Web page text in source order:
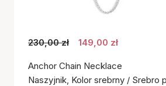
230,00 zł 149,00 zł
Anchor Chain Necklace
Naszyjnik, Kolor srebrny / Srebro